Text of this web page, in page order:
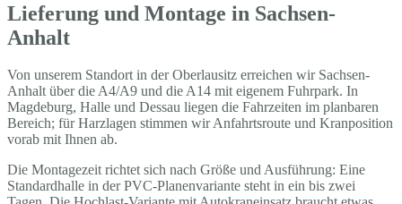
Lieferung und Montage in Sachsen-
Anhalt
Von unserem Standort in der Oberlausitz erreichen wir Sachsen-
Anhalt über die A4/A9 und die A14 mit eigenem Fuhrpark. In
Magdeburg, Halle und Dessau liegen die Fahrzeiten im planbaren
Bereich; für Harzlagen stimmen wir Anfahrtsroute und Kranposition
vorab mit Ihnen ab.
Die Montagezeit richtet sich nach Größe und Ausführung: Eine
Standardhalle in der PVC-Planenvariante steht in ein bis zwei